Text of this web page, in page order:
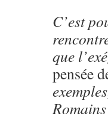
C’est
que
pensée